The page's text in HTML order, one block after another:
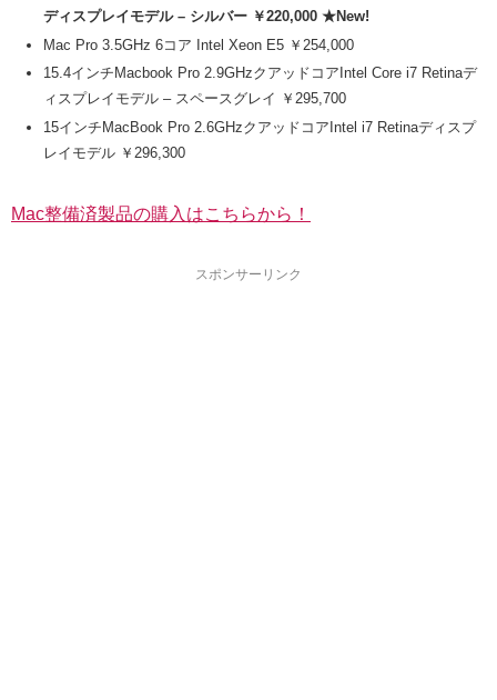
ディスプレイモデル – シルバー ￥220,000 ★New!
Mac Pro 3.5GHz 6コア Intel Xeon E5 ￥254,000
15.4インチMacbook Pro 2.9GHzクアッドコアIntel Core i7 Retinaデ
ィスプレイモデル – スペースグレイ ￥295,700
15インチMacBook Pro 2.6GHzクアッドコアIntel i7 Retinaディスプ
レイモデル ￥296,300
Mac整備済製品の購入はこちらから！
スポンサーリンク